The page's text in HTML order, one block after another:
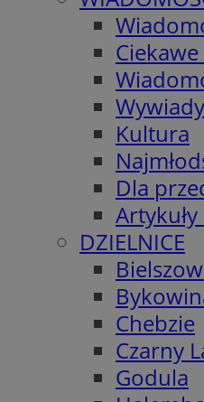
Wywiady
Kultura
Dla
DZIELNICE
Chebzie
Czarny
Godula